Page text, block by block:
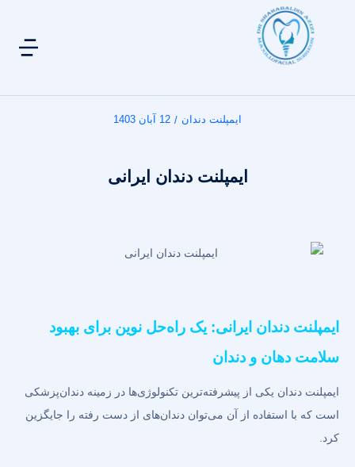
ایمپلنت دندان / 12 آبان 1403
ایمپلنت دندان ایرانی
ایمپلنت دندان ایرانی: یک راه‌حل نوین برای بهبود
سلامت دهان و دندان
ایمپلنت دندان یکی از پیشرفته‌ترین تکنولوژی‌ها در زمینه دندان‌پزشکی
است که با استفاده از آن می‌توان دندان‌های از دست رفته را جایگزین
کرد.